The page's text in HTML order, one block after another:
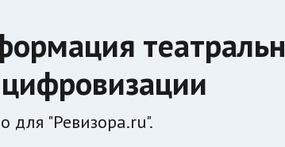
для "Ревизора.ru".